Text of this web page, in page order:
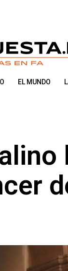
EL MUNDO